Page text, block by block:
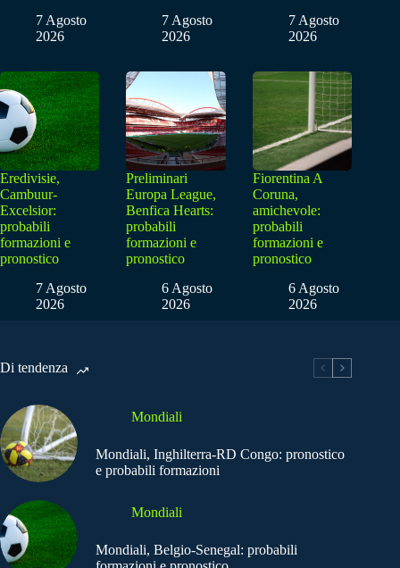
7 Agosto
2026
7 Agosto
2026
7 Agosto
2026
Eredivisie,
Cambuur-
Excelsior:
probabili
formazioni e
pronostico
7 Agosto
2026
Preliminari
Europa League,
Benfica Hearts:
probabili
formazioni e
pronostico
6 Agosto
2026
Fiorentina A
Coruna,
amichevole:
probabili
formazioni e
pronostico
6 Agosto
2026
Di tendenza
Mondiali
Mondiali, Inghilterra-RD Congo: pronostico
e probabili formazioni
Mondiali
Mondiali, Belgio-Senegal: probabili